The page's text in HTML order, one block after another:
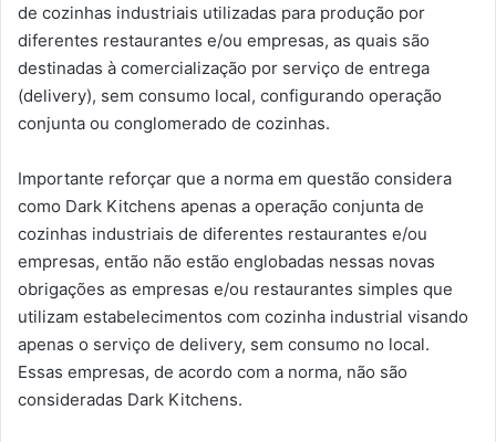
de cozinhas industriais utilizadas para produção por
diferentes restaurantes e/ou empresas, as quais são
destinadas à comercialização por serviço de entrega
(delivery), sem consumo local, configurando operação
conjunta ou conglomerado de cozinhas.
Importante reforçar que a norma em questão considera
como Dark Kitchens apenas a operação conjunta de
cozinhas industriais de diferentes restaurantes e/ou
empresas, então não estão englobadas nessas novas
obrigações as empresas e/ou restaurantes simples que
utilizam estabelecimentos com cozinha industrial visando
apenas o serviço de delivery, sem consumo no local.
Essas empresas, de acordo com a norma, não são
consideradas Dark Kitchens.